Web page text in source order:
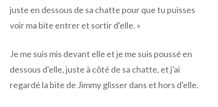
juste en dessous de sa chatte pour que tu puisses
voir ma bite entrer et sortir d'elle. »
Je me suis mis devant elle et je me suis poussé en
dessous d'elle, juste à côté de sa chatte, et j'ai
regardé la bite de Jimmy glisser dans et hors d'elle.